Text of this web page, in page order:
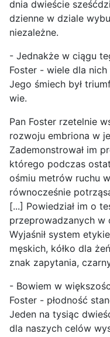
dnia dwieście
dzienne w dziale
niezależne.
- Jednakże w ciągu
Foster - wiele dla
Jego śmiech był
wie.
Pan Foster rzetelnie
rozwoju embriona w
Zademonstrował im
którego podczas
ośmiu metrów ruchu
równocześnie
[...] Powiedział im o
przeprowadzanych w
Wyjaśnił system
męskich, kółko dla
znak zapytania,
- Bowiem w
Foster - płodność
Jeden na tysiąc
dla naszych celów